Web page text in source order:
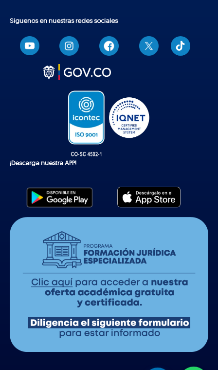
Síguenos en nuestras redes sociales
T
i
k
¡Descarga nuestra APP!